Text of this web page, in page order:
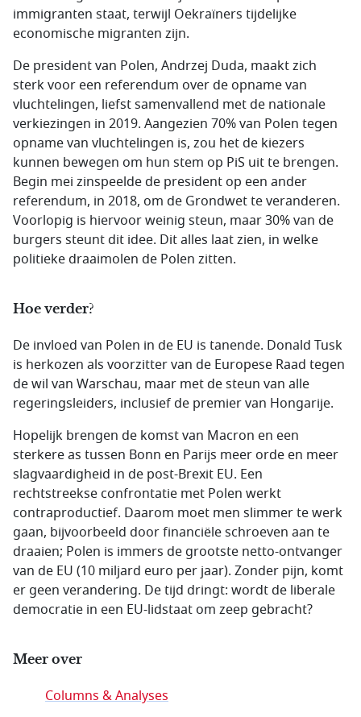
immigranten staat, terwijl Oekraïners tijdelijke
economische migranten zijn.
De president van Polen, Andrzej Duda, maakt zich
sterk voor een referendum over de opname van
vluchtelingen, liefst samenvallend met de nationale
verkiezingen in 2019. Aangezien 70% van Polen tegen
opname van vluchtelingen is, zou het de kiezers
kunnen bewegen om hun stem op PiS uit te brengen.
Begin mei zinspeelde de president op een ander
referendum, in 2018, om de Grondwet te veranderen.
Voorlopig is hiervoor weinig steun, maar 30% van de
burgers steunt dit idee. Dit alles laat zien, in welke
politieke draaimolen de Polen zitten.
Hoe verder?
De invloed van Polen in de EU is tanende. Donald Tusk
is herkozen als voorzitter van de Europese Raad tegen
de wil van Warschau, maar met de steun van alle
regeringsleiders, inclusief de premier van Hongarije.
Hopelijk brengen de komst van Macron en een
sterkere as tussen Bonn en Parijs meer orde en meer
slagvaardigheid in de post-Brexit EU. Een
rechtstreekse confrontatie met Polen werkt
contraproductief. Daarom moet men slimmer te werk
gaan, bijvoorbeeld door financiële schroeven aan te
draaien; Polen is immers de grootste netto-ontvanger
van de EU (10 miljard euro per jaar). Zonder pijn, komt
er geen verandering. De tijd dringt: wordt de liberale
democratie in een EU-lidstaat om zeep gebracht?
Meer over
Columns & Analyses